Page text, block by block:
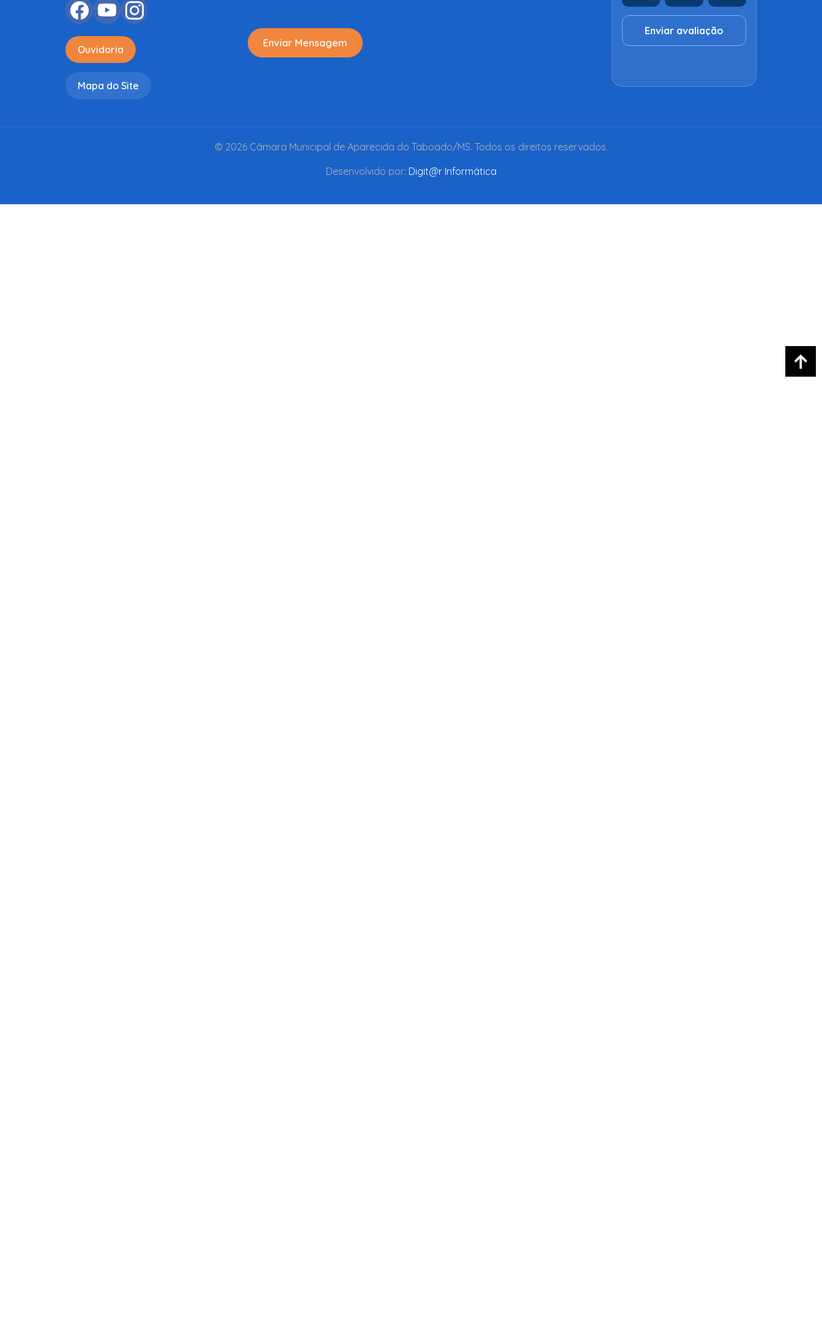
Ouvidoria
Mapa do Site
Enviar Mensagem
Enviar avaliação
© 2026 Câmara Municipal de Aparecida do Taboado/MS. Todos os direitos reservados.
Desenvolvido por: Digit@r Informática